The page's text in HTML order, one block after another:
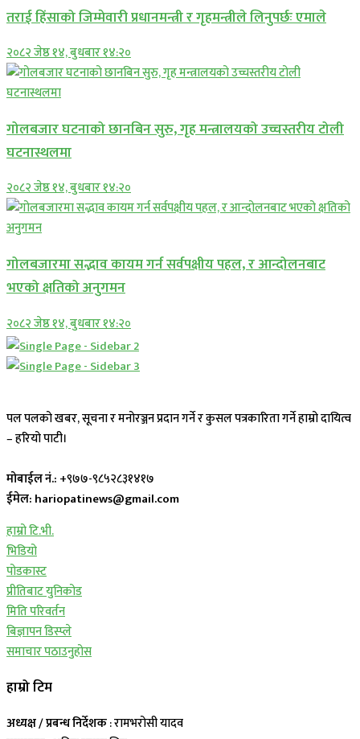
तराई हिंसाको जिम्मेवारी प्रधानमन्त्री र गृहमन्त्रीले लिनुपर्छः एमाले
२०८२ जेष्ठ १४, बुधबार १४:२०
गोलबजार घटनाको छानबिन सुरु, गृह मन्त्रालयको उच्चस्तरीय टोली
घटनास्थलमा
२०८२ जेष्ठ १४, बुधबार १४:२०
गोलबजारमा सद्भाव कायम गर्न सर्वपक्षीय पहल, र आन्दोलनबाट
भएको क्षतिको अनुगमन
२०८२ जेष्ठ १४, बुधबार १४:२०
पल पलको खबर, सूचना र मनोरञ्जन प्रदान गर्ने र कुसल पत्रकारिता गर्ने हाम्रो दायित्व
– हरियो पाटी।
मोबाईल नं.: +९७७-९८५२८३१४१७
ईमेल: hariopatinews@gmail.com
हाम्रो टि.भी.
भिडियो
पोडकास्ट
प्रीतिबाट युनिकोड
मिति परिवर्तन
बिज्ञापन डिस्प्ले
समाचार पठाउनुहोस
हाम्रो टिम
अध्यक्ष / प्रबन्ध निर्देशक: रामभरोसी यादव